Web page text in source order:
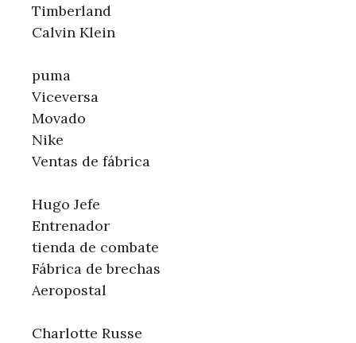
Timberland
Calvin Klein
puma
Viceversa
Movado
Nike
Ventas de fábrica
Hugo Jefe
Entrenador
tienda de combate
Fábrica de brechas
Aeropostal
Charlotte Russe